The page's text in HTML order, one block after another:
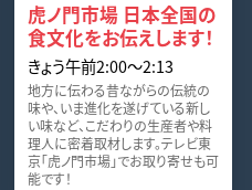
虎ノ門市場 日本全国の
食文化をお伝えします！
きょう午前2:00～2:13
地方に伝わる昔ながらの伝統の
味や、いま進化を遂げている新し
い味など、こだわりの生産者や料
理人に密着取材します。テレビ東
京「虎ノ門市場」でお取り寄せも可
能です！